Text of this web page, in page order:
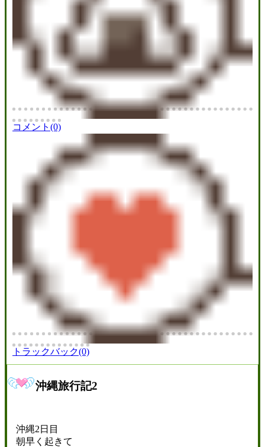
コメント(0)
トラックバック(0)
沖縄旅行記2
沖縄2日目
朝早く起きて